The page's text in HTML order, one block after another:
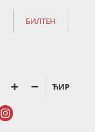
БИЛТЕН
ЋИР